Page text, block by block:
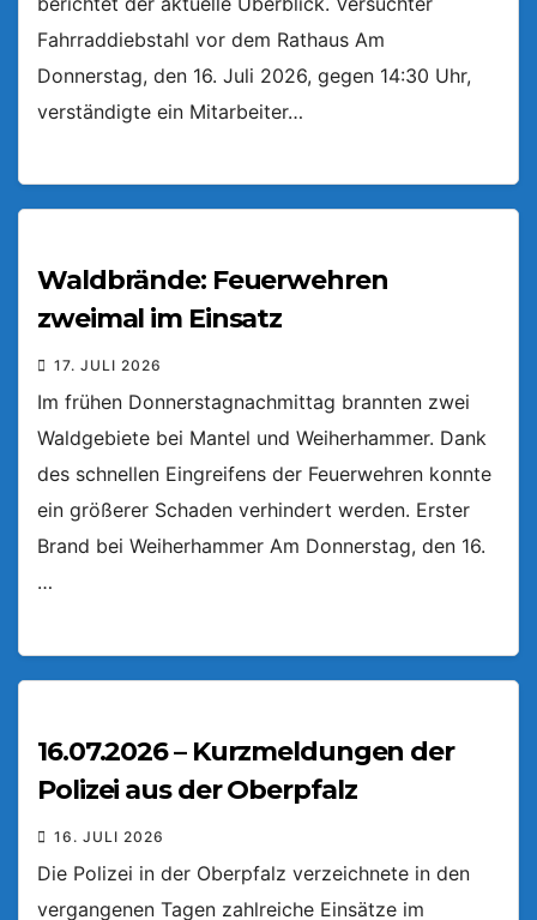
Fahrraddiebstahl vor dem Rathaus Am
Donnerstag, den 16. Juli 2026, gegen 14:30 Uhr,
verständigte ein Mitarbeiter…
Waldbrände: Feuerwehren
zweimal im Einsatz
17. JULI 2026
Im frühen Donnerstagnachmittag brannten zwei
Waldgebiete bei Mantel und Weiherhammer. Dank
des schnellen Eingreifens der Feuerwehren konnte
ein größerer Schaden verhindert werden. Erster
Brand bei Weiherhammer Am Donnerstag, den 16.
…
16.07.2026 – Kurzmeldungen der
Polizei aus der Oberpfalz
16. JULI 2026
Die Polizei in der Oberpfalz verzeichnete in den
vergangenen Tagen zahlreiche Einsätze im